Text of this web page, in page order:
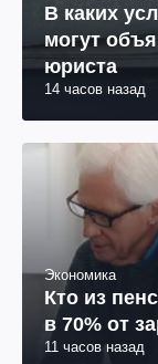
В каких
могут
юриста
14 часов назад
Экономика
Кто из
в 70% от
11 часов назад